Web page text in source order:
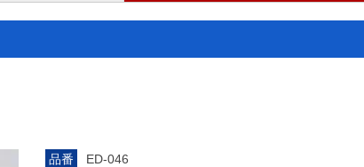
品番 ED-046